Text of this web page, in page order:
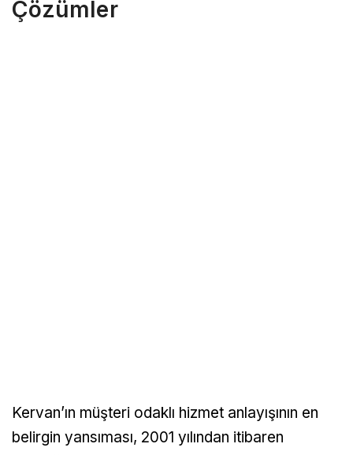
Çözümler
Kervan’ın müşteri odaklı hizmet anlayışının en
belirgin yansıması, 2001 yılından itibaren